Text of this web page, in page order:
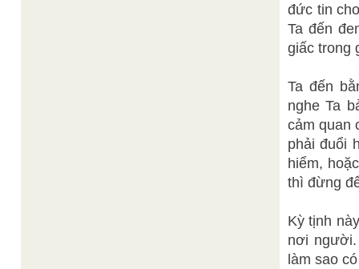
đức tin
Ta đến
giấc trong
Ta đến
nghe Ta
cảm quan
phải đuổi
hiểm,
thì đừng
Kỳ tịnh
nơi
làm sao